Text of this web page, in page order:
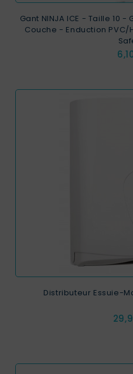
Gant NINJA ICE - Taille 10
Couche - Enduction PVC/
Prix
Distributeur Essuie-
Prix